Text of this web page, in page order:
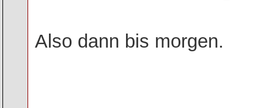
Also dann bis morgen.